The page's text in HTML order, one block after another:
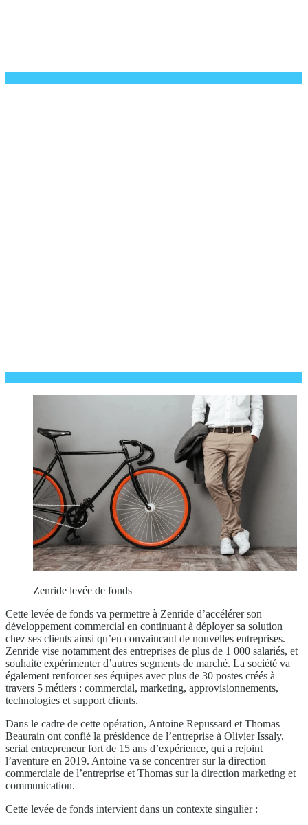
Zenride levée de fonds
Cette levée de fonds va permettre à Zenride d’accélérer son
développement commercial en continuant à déployer sa solution
chez ses clients ainsi qu’en convaincant de nouvelles entreprises.
Zenride vise notamment des entreprises de plus de 1 000 salariés, et
souhaite expérimenter d’autres segments de marché. La société va
également renforcer ses équipes avec plus de 30 postes créés à
travers 5 métiers : commercial, marketing, approvisionnements,
technologies et support clients.
Dans le cadre de cette opération, Antoine Repussard et Thomas
Beaurain ont confié la présidence de l’entreprise à Olivier Issaly,
serial entrepreneur fort de 15 ans d’expérience, qui a rejoint
l’aventure en 2019. Antoine va se concentrer sur la direction
commerciale de l’entreprise et Thomas sur la direction marketing et
communication.
Cette levée de fonds intervient dans un contexte singulier :